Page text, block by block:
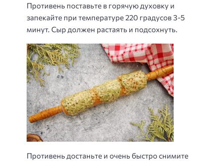
Противень поставьте в горячую духовку и
запекайте при температуре 220 градусов 3-5
минут. Сыр должен растаять и подсохнуть.
Противень достаньте и очень быстро снимите